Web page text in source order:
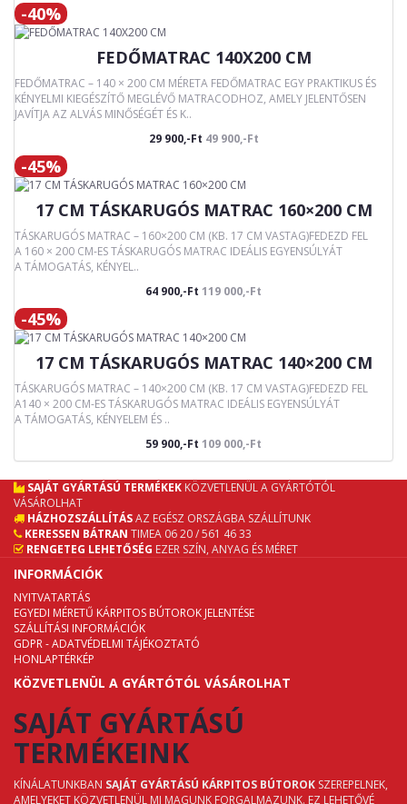
-40%
FEDŐMATRAC 140X200 CM
FEDŐMATRAC – 140 × 200 CM MÉRETA FEDŐMATRAC EGY PRAKTIKUS ÉS
KÉNYELMI KIEGÉSZÍTŐ MEGLÉVŐ MATRACODHOZ, AMELY JELENTŐSEN
JAVÍTJA AZ ALVÁS MINŐSÉGÉT ÉS K..
29 900,-Ft 49 900,-Ft
-45%
17 CM TÁSKARUGÓS MATRAC 160×200 CM
TÁSKARUGÓS MATRAC – 160×200 CM (KB. 17 CM VASTAG)FEDEZD FEL
A 160 × 200 CM-ES TÁSKARUGÓS MATRAC IDEÁLIS EGYENSÚLYÁT
A TÁMOGATÁS, KÉNYEL..
64 900,-Ft 119 000,-Ft
-45%
17 CM TÁSKARUGÓS MATRAC 140×200 CM
TÁSKARUGÓS MATRAC – 140×200 CM (KB. 17 CM VASTAG)FEDEZD FEL
A140 × 200 CM-ES TÁSKARUGÓS MATRAC IDEÁLIS EGYENSÚLYÁT
A TÁMOGATÁS, KÉNYELEM ÉS ..
59 900,-Ft 109 000,-Ft
SAJÁT GYÁRTÁSÚ TERMÉKEK KÖZVETLENÜL A GYÁRTÓTÓL
VÁSÁROLHAT
HÁZHOZSZÁLLÍTÁSAZ EGÉSZ ORSZÁGBA SZÁLLÍTUNK
KERESSEN BÁTRAN TIMEA 06 20 / 561 46 33
RENGETEG LEHETŐSÉG EZER SZÍN, ANYAG ÉS MÉRET
INFORMÁCIÓK
NYITVATARTÁS
EGYEDI MÉRETŰ KÁRPITOS BÚTOROK JELENTÉSE
SZÁLLÍTÁSI INFORMÁCIÓK
GDPR - ADATVÉDELMI TÁJÉKOZTATÓ
HONLAPTÉRKÉP
KÖZVETLENÜL A GYÁRTÓTÓL VÁSÁROLHAT
SAJÁT GYÁRTÁSÚ
TERMÉKEINK
KÍNÁLATUNKBAN SAJÁT GYÁRTÁSÚ KÁRPITOS BÚTOROK SZEREPELNEK,
AMELYEKET KÖZVETLENÜL MI MAGUNK FORGALMAZUNK. EZ LEHETŐVÉ